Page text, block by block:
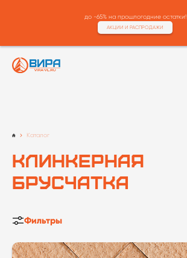
до -65% на прошлогодние остатки!
АКЦИИ И РАСПРОДАЖИ
Каталог
Клинкерная
брусчатка
Фильтры